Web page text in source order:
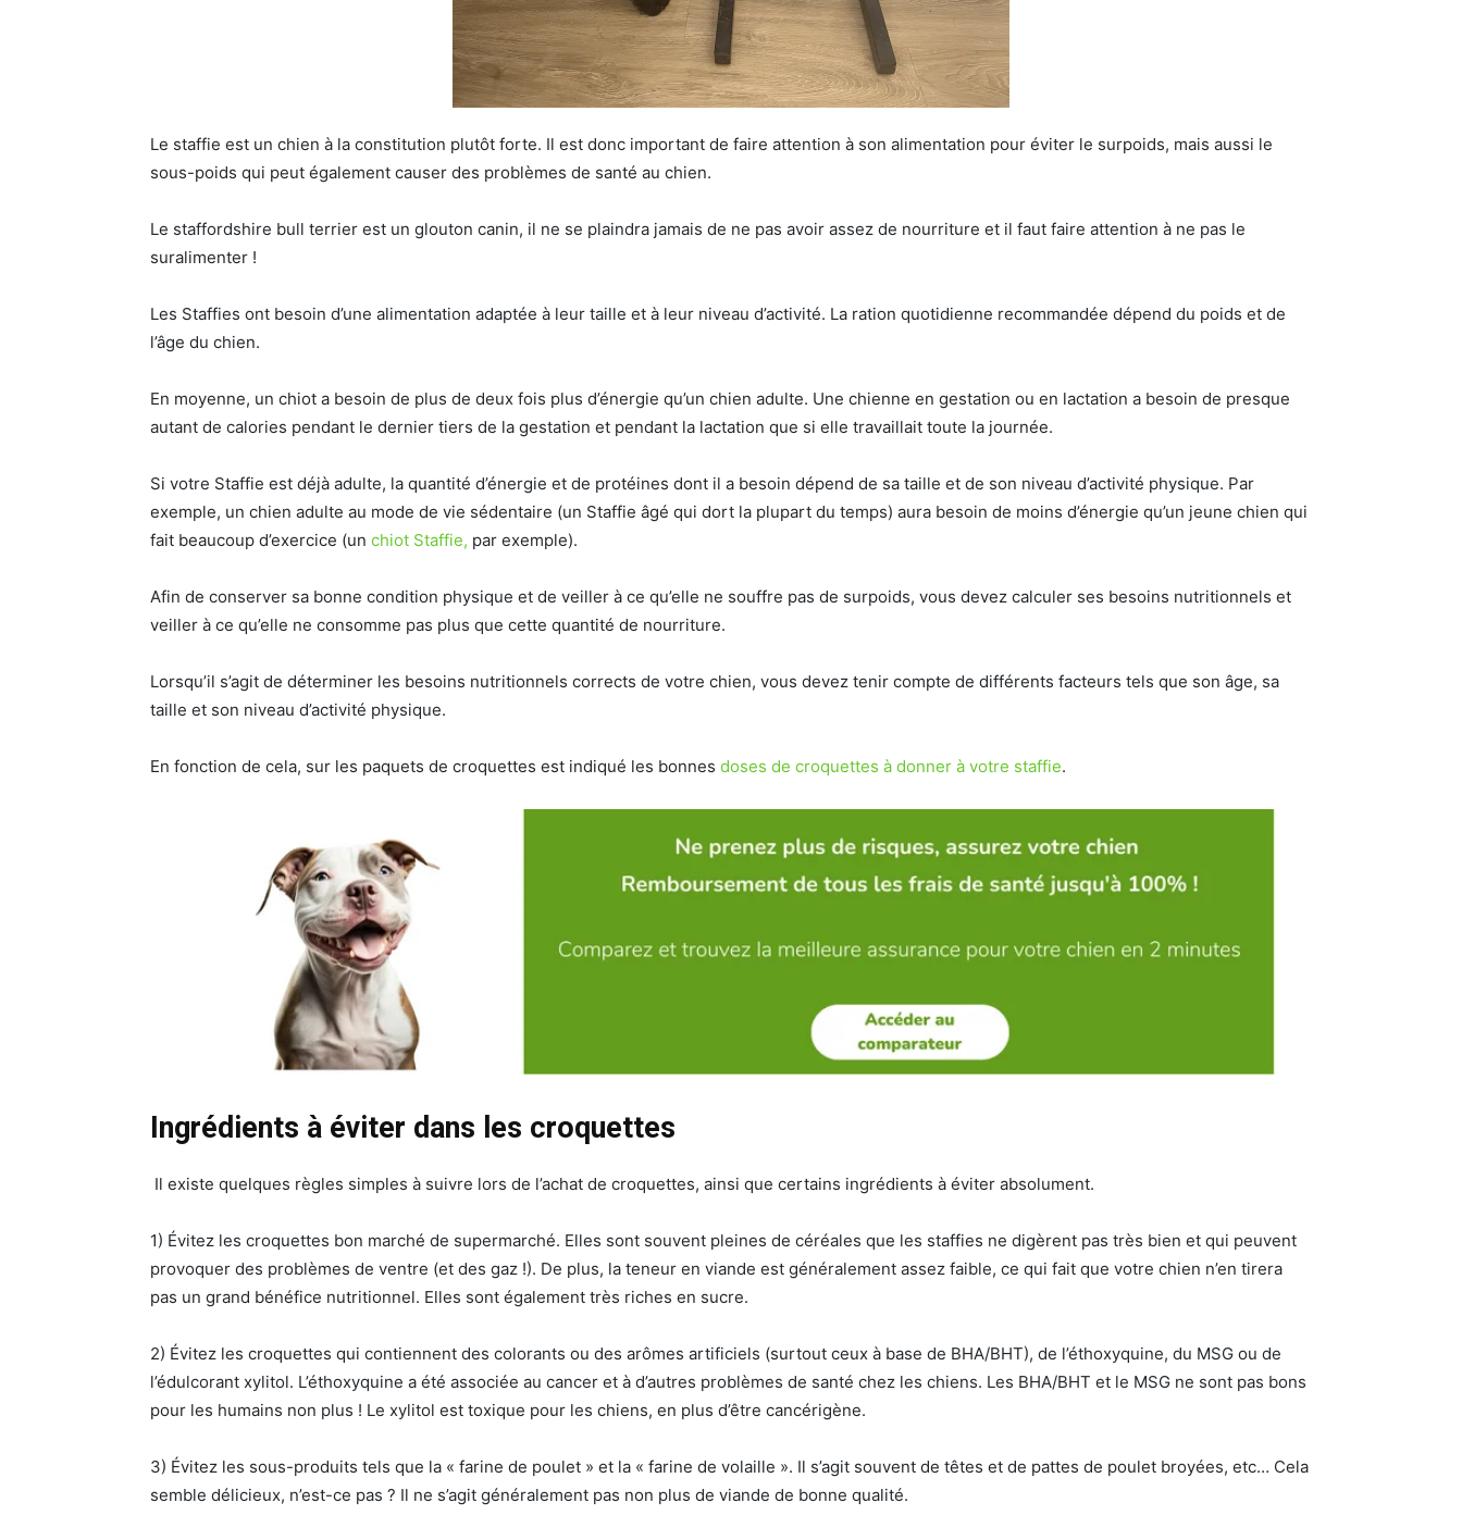
Le staffie est un chien à la constitution plutôt forte. Il est donc important de faire attention à son alimentation pour éviter le surpoids, mais aussi le
sous-poids qui peut également causer des problèmes de santé au chien.
Le staffordshire bull terrier est un glouton canin, il ne se plaindra jamais de ne pas avoir assez de nourriture et il faut faire attention à ne pas le
suralimenter !
Les Staffies ont besoin d’une alimentation adaptée à leur taille et à leur niveau d’activité. La ration quotidienne recommandée dépend du poids et de
l’âge du chien.
En moyenne, un chiot a besoin de plus de deux fois plus d’énergie qu’un chien adulte. Une chienne en gestation ou en lactation a besoin de presque
autant de calories pendant le dernier tiers de la gestation et pendant la lactation que si elle travaillait toute la journée.
Si votre Staffie est déjà adulte, la quantité d’énergie et de protéines dont il a besoin dépend de sa taille et de son niveau d’activité physique. Par
exemple, un chien adulte au mode de vie sédentaire (un Staffie âgé qui dort la plupart du temps) aura besoin de moins d’énergie qu’un jeune chien qui
fait beaucoup d’exercice (un chiot Staffie, par exemple).
Afin de conserver sa bonne condition physique et de veiller à ce qu’elle ne souffre pas de surpoids, vous devez calculer ses besoins nutritionnels et
veiller à ce qu’elle ne consomme pas plus que cette quantité de nourriture.
Lorsqu’il s’agit de déterminer les besoins nutritionnels corrects de votre chien, vous devez tenir compte de différents facteurs tels que son âge, sa
taille et son niveau d’activité physique.
En fonction de cela, sur les paquets de croquettes est indiqué les bonnes doses de croquettes à donner à votre staffie.
Ingrédients à éviter dans les croquettes
Il existe quelques règles simples à suivre lors de l’achat de croquettes, ainsi que certains ingrédients à éviter absolument.
1) Évitez les croquettes bon marché de supermarché. Elles sont souvent pleines de céréales que les staffies ne digèrent pas très bien et qui peuvent
provoquer des problèmes de ventre (et des gaz !). De plus, la teneur en viande est généralement assez faible, ce qui fait que votre chien n’en tirera
pas un grand bénéfice nutritionnel. Elles sont également très riches en sucre.
2) Évitez les croquettes qui contiennent des colorants ou des arômes artificiels (surtout ceux à base de BHA/BHT), de l’éthoxyquine, du MSG ou de
l’édulcorant xylitol. L’éthoxyquine a été associée au cancer et à d’autres problèmes de santé chez les chiens. Les BHA/BHT et le MSG ne sont pas bons
pour les humains non plus ! Le xylitol est toxique pour les chiens, en plus d’être cancérigène.
3) Évitez les sous-produits tels que la « farine de poulet » et la « farine de volaille ». Il s’agit souvent de têtes et de pattes de poulet broyées, etc… Cela
semble délicieux, n’est-ce pas ? Il ne s’agit généralement pas non plus de viande de bonne qualité.